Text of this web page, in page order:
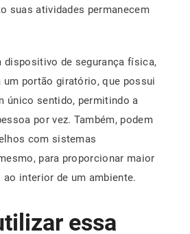
suas atividades permanecem
dispositivo de segurança física,
um portão giratório, que possui
único sentido, permitindo a
por vez. Também, podem
com sistemas
para proporcionar maior
interior de um ambiente.
essa